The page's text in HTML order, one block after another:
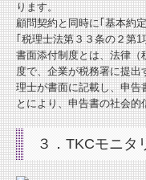
ります。
顧問契約と同時に｢基本約
｢税理士法第３３条の２第
書面添付制度とは、法律（
度で、企業が税務署に提出
理士が書面に記載し、申告
とにより、申告書の社会的
３．TKCモニタ